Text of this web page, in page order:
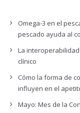
Omega-3 en el
pescado ayuda al
La
clínico
Cómo la forma de
influyen en el
Mayo: Mes de la